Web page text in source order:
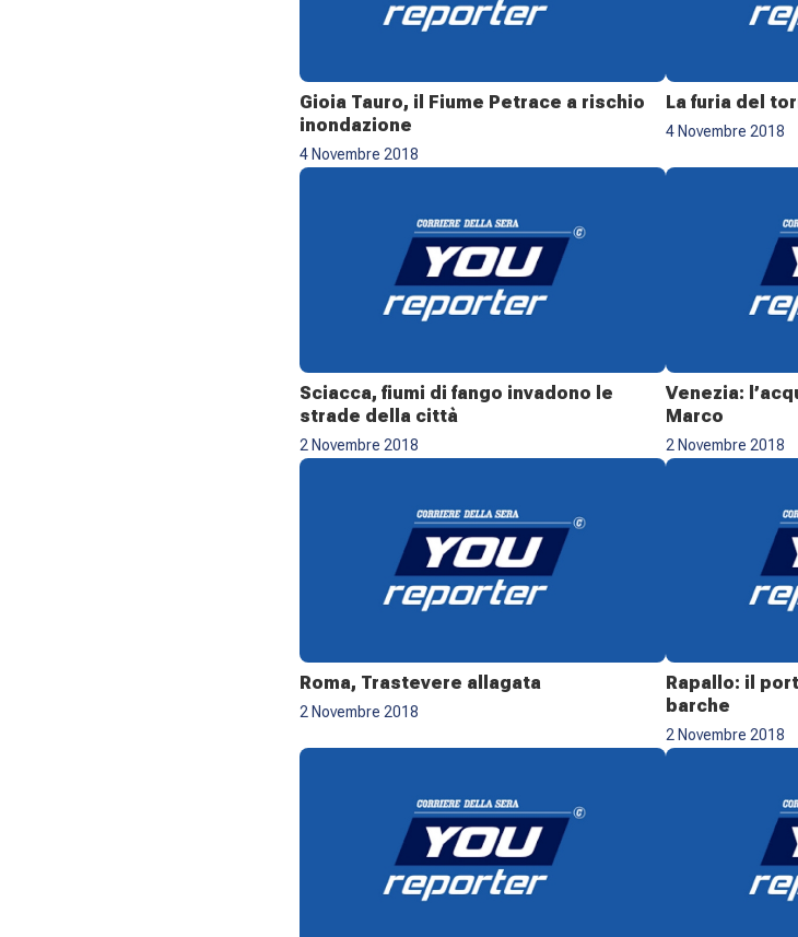
Gioia Tauro, il Fiume Petrace a rischio
inondazione
4 Novembre 2018
La furia del
4 Novembre 2018
Sciacca, fiumi di fango invadono le
strade della città
2 Novembre 2018
Venezia:
Marco
2 Novembre 2018
Roma, Trastevere allagata
2 Novembre 2018
Rapallo: il
barche
2 Novembre 2018